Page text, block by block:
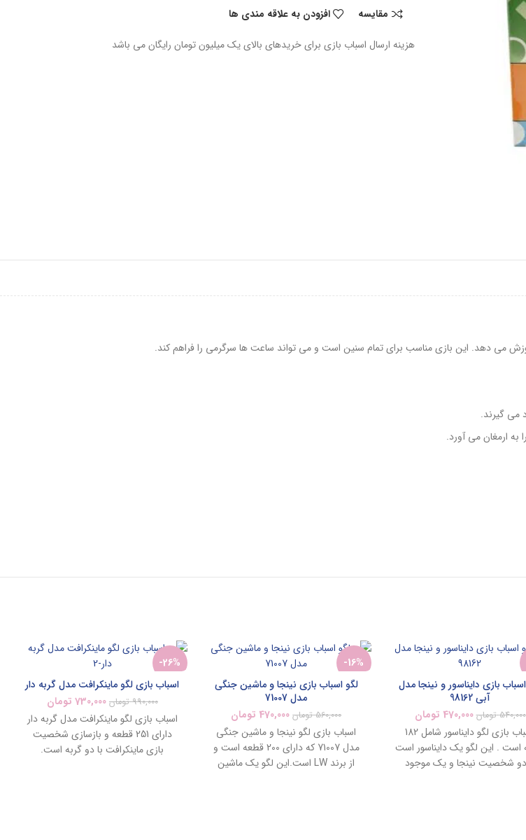
مقایسه افزودن به علاقه مندی ها
هزینه ارسال اسباب بازی برای خریدهای بالای یک میلیون تومان رایگان می باشد
می دهد. این بازی مناسب برای تمام سنین است و می تواند ساعت ها سرگرمی را فراهم کند.
می گیرند.
ارمغان می آورد.
بازی دایناسور و نینجا مدل
آبی 98162
540,000 تومان 470,000 تومان
اسباب بازی لگو دایناسور شامل 182
است . این لگو یک دایناسور است
شخصیت نینجا و یک موجود
-16%
جدید
لگو اسباب بازی نینجا و ماشین جنگی
مدل 71007
560,000 تومان 470,000 تومان
اسباب بازی لگو نینجا و ماشین جنگی
مدل 71007 که دارای 200 قطعه است و
از برند LW است.این لگو یک ماشین
-26%
ناموجود
جدید
اسباب بازی لگو ماینکرافت مدل گربه دار
990,000 تومان 730,000 تومان
اسباب بازی لگو ماینکرافت مدل گربه دار
دارای 251 قطعه و بازسازی شخصیت
بازی ماینکرافت با دو گربه است.